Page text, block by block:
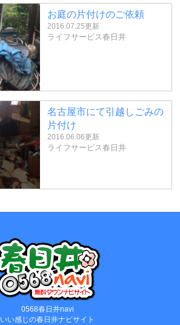
お庭の片付けのご依頼
2016.07.25更新
ライフサービス春日井
名古屋市にて引越しごみの
片付け
2016.06.06更新
ライフサービス春日井
0568春日井navi
いい感じの春日井ナビサイト